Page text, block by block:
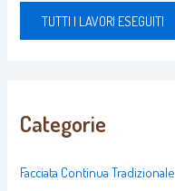
TUTTI I LAVORI ESEGUITI
Categorie
Facciata Continua Tradizionale